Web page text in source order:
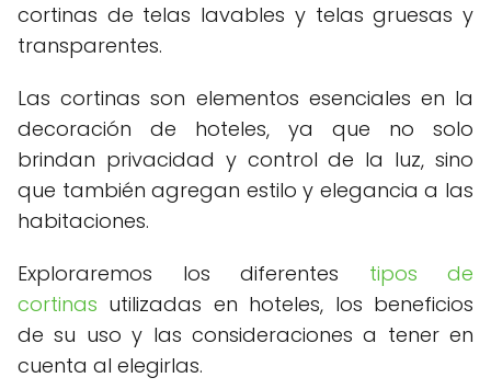
cortinas de telas lavables y telas gruesas y
transparentes.
Las cortinas son elementos esenciales en la
decoración de hoteles, ya que no solo
brindan privacidad y control de la luz, sino
que también agregan estilo y elegancia a las
habitaciones.
Exploraremos los diferentes tipos de
cortinas utilizadas en hoteles, los beneficios
de su uso y las consideraciones a tener en
cuenta al elegirlas.